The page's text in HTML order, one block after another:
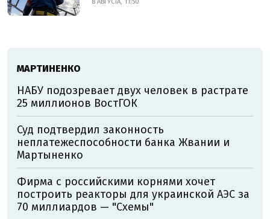
МАРТИНЕНКО
НАБУ подозревает двух человек в растрате
25 миллионов ВостГОК
Суд подтвердил законность
неплатежеспособности банка Жвании и
Мартыненко
Фирма с российскими корнями хочет
построить реакторы для украинской АЭС за
70 миллиардов — "Схемы"